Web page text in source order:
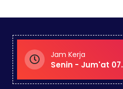
Jam Kerja
Senin - Jum'at